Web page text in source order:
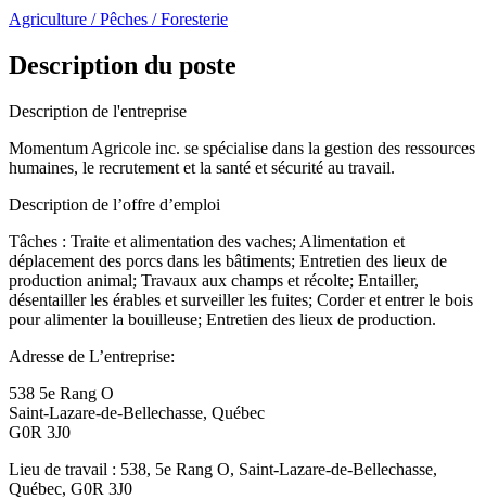
Agriculture / Pêches / Foresterie
Description du poste
Description de l'entreprise
Momentum Agricole inc. se spécialise dans la gestion des ressources
humaines, le recrutement et la santé et sécurité au travail.
Description de l’offre d’emploi
Tâches : Traite et alimentation des vaches; Alimentation et
déplacement des porcs dans les bâtiments; Entretien des lieux de
production animal; Travaux aux champs et récolte; Entailler,
désentailler les érables et surveiller les fuites; Corder et entrer le bois
pour alimenter la bouilleuse; Entretien des lieux de production.
Adresse de L’entreprise:
538 5e Rang O
Saint-Lazare-de-Bellechasse, Québec
G0R 3J0
Lieu de travail : 538, 5e Rang O, Saint-Lazare-de-Bellechasse,
Québec, G0R 3J0